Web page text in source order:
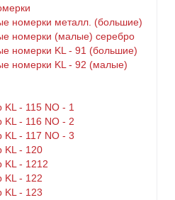
номерки металл. (большие)
номерки (малые) серебро
номерки KL - 91 (большие)
номерки KL - 92 (малые)
KL - 115 NO - 1
KL - 116 NO - 2
KL - 117 NO - 3
KL - 120
KL - 1212
KL - 122
KL - 123